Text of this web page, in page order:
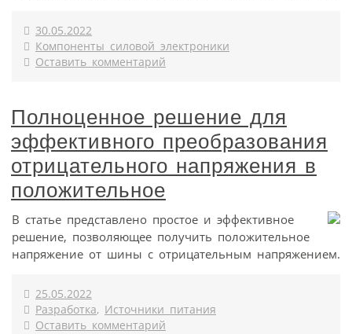
30.05.2022
Компоненты силовой электроники
Оставить комментарий
Полноценное решение для
эффективного преобразования
отрицательного напряжения в
положительное
В статье представлено простое и эффективное
решение, позволяющее получить положительное
напряжение от шины с отрицательным напряжением.
25.05.2022
Разработка, Источники питания
Оставить комментарий